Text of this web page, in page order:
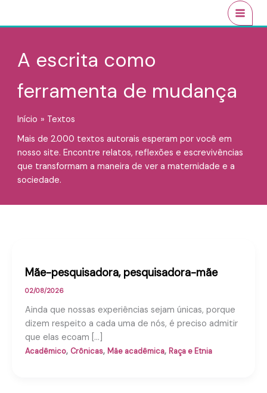
A escrita como
ferramenta de mudança
Início
Textos
Mais de 2.000 textos autorais esperam por você em
nosso site. Encontre relatos, reflexões e escrevivências
que transformam a maneira de ver a maternidade e a
sociedade.
Mãe-pesquisadora, pesquisadora-mãe
02/08/2026
Ainda que nossas experiências sejam únicas, porque
dizem respeito a cada uma de nós, é preciso admitir
que elas ecoam […]
Acadêmico, Crônicas, Mãe acadêmica, Raça e Etnia